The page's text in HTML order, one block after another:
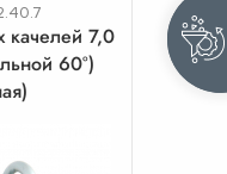
7,0
60°)